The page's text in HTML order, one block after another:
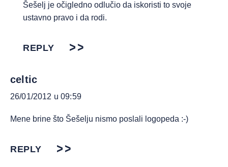
Šešelj je očigledno odlučio da iskoristi to svoje
ustavno pravo i da rodi.
REPLY
celtic
26/01/2012 u 09:59
Mene brine što Šešelju nismo poslali logopeda :-)
REPLY